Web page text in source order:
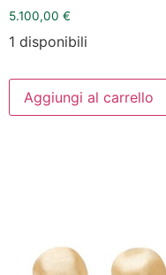
5.100,00 €
1 disponibili
Aggiungi al carrello